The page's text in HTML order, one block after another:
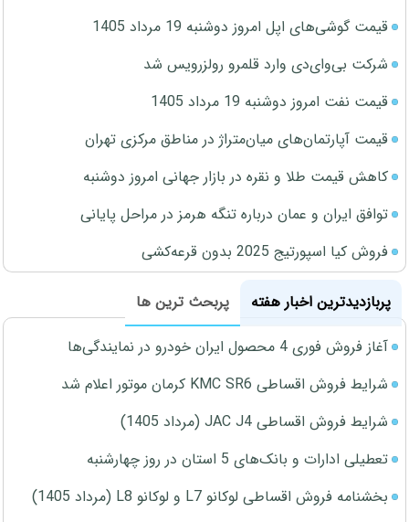
قیمت گوشی‌های اپل امروز دوشنبه 19 مرداد 1405
شرکت بی‌وای‌دی وارد قلمرو رولزرویس شد
قیمت نفت امروز دوشنبه 19 مرداد 1405
قیمت آپارتمان‌های میان‌متراژ در مناطق مرکزی تهران
کاهش قیمت طلا و نقره در بازار جهانی امروز دوشنبه
توافق ایران و عمان درباره تنگه هرمز در مراحل پایانی
فروش کیا اسپورتیج 2025 بدون قرعه‌کشی
پربازدیدترین اخبار هفته
پربحث ترین ها
آغاز فروش فوری 4 محصول ایران خودرو در نمایندگی‌ها
شرایط فروش اقساطی KMC SR6 کرمان موتور اعلام شد
شرایط فروش اقساطی JAC J4 (مرداد 1405)
تعطیلی ادارات و بانک‌های 5 استان در روز چهارشنبه
بخشنامه فروش اقساطی لوکانو L7 و لوکانو L8 (مرداد 1405)